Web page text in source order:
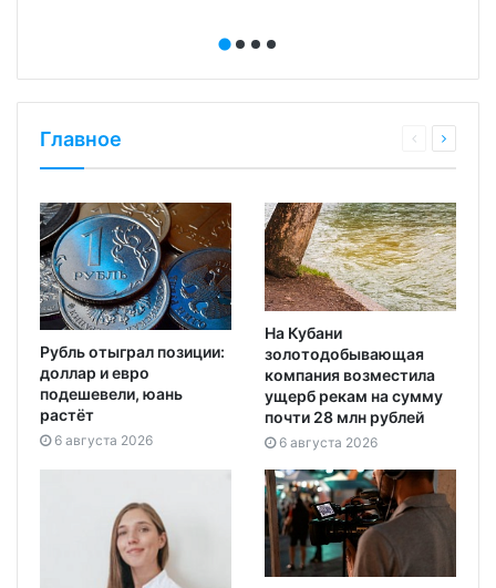
Главное
Рубль отыграл позиции:
доллар и евро
подешевели, юань
растёт
6 августа 2026
На Кубани
золотодобывающая
компания возместила
ущерб рекам на сумму
почти 28 млн рублей
6 августа 2026